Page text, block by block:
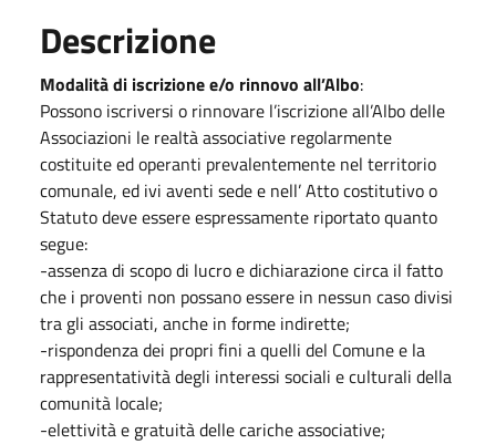
Descrizione
Modalità di iscrizione e/o rinnovo all’Albo:
Possono iscriversi o rinnovare l’iscrizione all’Albo delle
Associazioni le realtà associative regolarmente
costituite ed operanti prevalentemente nel territorio
comunale, ed ivi aventi sede e nell’ Atto costitutivo o
Statuto deve essere espressamente riportato quanto
segue:
-assenza di scopo di lucro e dichiarazione circa il fatto
che i proventi non possano essere in nessun caso divisi
tra gli associati, anche in forme indirette;
-rispondenza dei propri fini a quelli del Comune e la
rappresentatività degli interessi sociali e culturali della
comunità locale;
-elettività e gratuità delle cariche associative;